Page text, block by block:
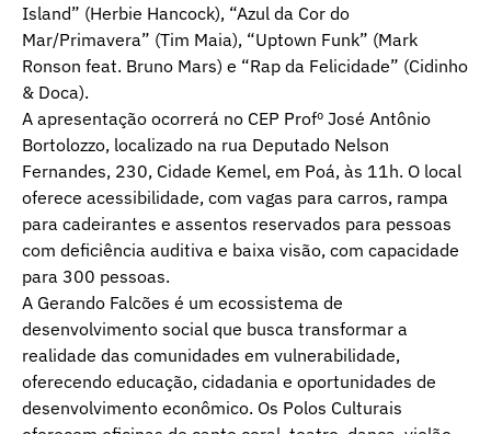
Island” (Herbie Hancock), “Azul da Cor do
Mar/Primavera” (Tim Maia), “Uptown Funk” (Mark
Ronson feat. Bruno Mars) e “Rap da Felicidade” (Cidinho
& Doca).
A apresentação ocorrerá no CEP Profº José Antônio
Bortolozzo, localizado na rua Deputado Nelson
Fernandes, 230, Cidade Kemel, em Poá, às 11h. O local
oferece acessibilidade, com vagas para carros, rampa
para cadeirantes e assentos reservados para pessoas
com deficiência auditiva e baixa visão, com capacidade
para 300 pessoas.
A Gerando Falcões é um ecossistema de
desenvolvimento social que busca transformar a
realidade das comunidades em vulnerabilidade,
oferecendo educação, cidadania e oportunidades de
desenvolvimento econômico. Os Polos Culturais